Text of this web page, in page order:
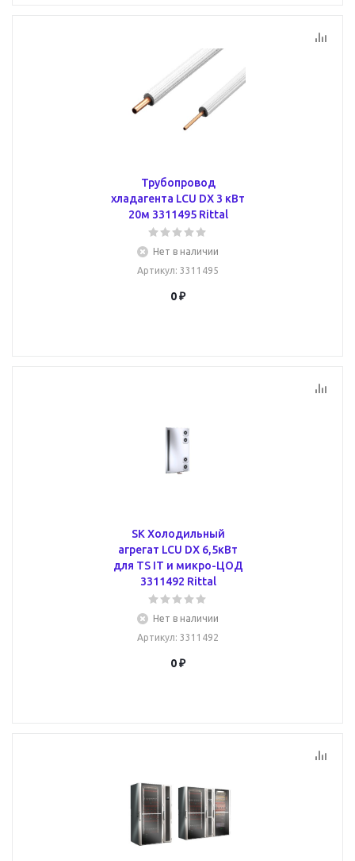
Трубопровод
хладагента LCU DX 3 кВт
20м 3311495 Rittal
Нет в наличии
Артикул: 3311495
0 ₽
SK Холодильный
агрегат LCU DX 6,5кВт
для TS IT и микро-ЦОД
3311492 Rittal
Нет в наличии
Артикул: 3311492
0 ₽